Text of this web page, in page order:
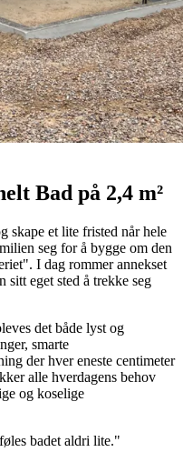
Bad på 2,4 m²
skape et lite fristed når hele
seg for å bygge om den
I dag rommer annekset
eget sted å trekke seg
det både lyst og
smarte
der hver eneste centimeter
alle hverdagens behov
og koselige
badet aldri lite."